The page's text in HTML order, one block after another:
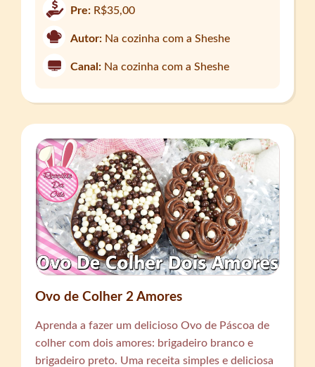
Pre: R$35,00
Autor: Na cozinha com a Sheshe
Canal: Na cozinha com a Sheshe
Ovo de Colher 2 Amores
Aprenda a fazer um delicioso Ovo de Páscoa de
colher com dois amores: brigadeiro branco e
brigadeiro preto. Uma receita simples e deliciosa